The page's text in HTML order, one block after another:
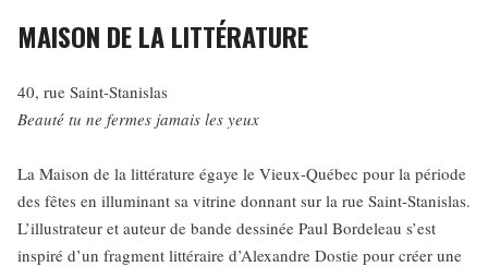
MAISON DE LA LITTÉRATURE
40, rue Saint-Stanislas
Beauté tu ne fermes jamais les yeux
La Maison de la littérature égaye le Vieux-Québec pour la période
des fêtes en illuminant sa vitrine donnant sur la rue Saint-Stanislas.
L’illustrateur et auteur de bande dessinée Paul Bordeleau s’est
inspiré d’un fragment littéraire d’Alexandre Dostie pour créer une